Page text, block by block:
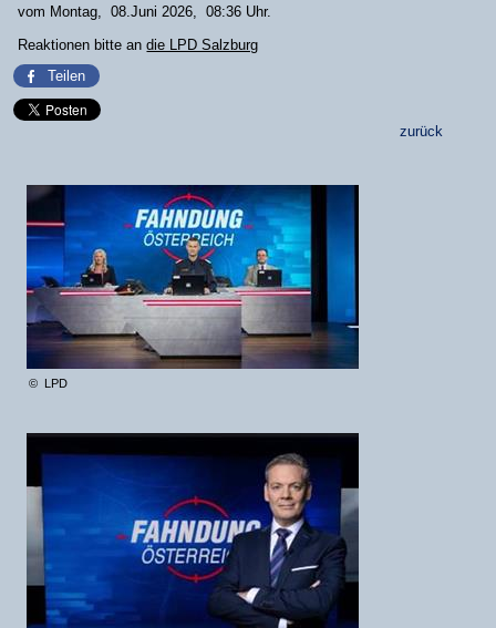
vom Montag, 08.Juni 2026, 08:36 Uhr.
Reaktionen bitte andie LPD Salzburg
Teilen
zurück
© LPD